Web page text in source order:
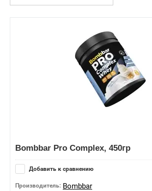
Bombbar Pro Complex, 450гр
Добавить к сравнению
Производитель: Bombbar